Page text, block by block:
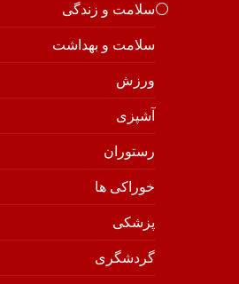
⚪️سلامت و زندگی
سلامت و بهداشت
ورزش
آشپزی
رستوران
خوراکی ها
پزشکی
گردشگری